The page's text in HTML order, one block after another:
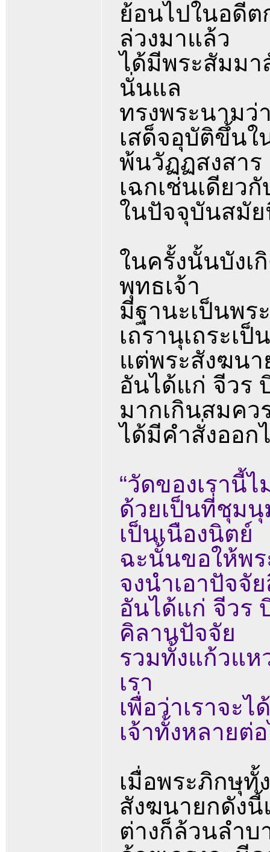
ย้อนไปในอดี
ล่วงมาแล้ว
ได้มีพระสัมมา
นั่นแล
ทรงพระนามว่
เสด็จอุบัติขึ้นใ
พ้นวัฏฏสงสาร
เฉกเช่นเดียว
ในปัจจุบันสมั
ในครั้งนั้นบังเ
พุทธเจ้า
มีฐานะเป็นพร
เถรานุเถระเ
แต่พระสังฆน
อันได้แก่ จีวร
มากเกินสมคว
ได้มีคำสั่งออ
“วัดของเรานี้
ด้วยเป็นที่ชุมนุ
เป็นเนืองนิตย์
ฉะนั้นขอให้พ
จงนำเอาปัจจั
อันได้แก่ จีวร
คิลานปัจจัย
รวมทั้งแก้วแห
เรา
เพื่อว่าเราจะ
เจ้าทั้งหลายต่อ
เมื่อพระภิกษุทั้
สังฆนายกดังนี้
ต่างก็ล้วนลำ